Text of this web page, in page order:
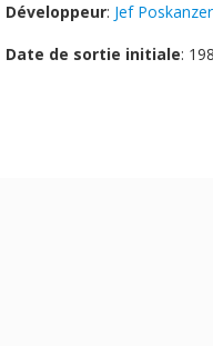
Développeur: Jef Poskanzer
Date de sortie initiale: